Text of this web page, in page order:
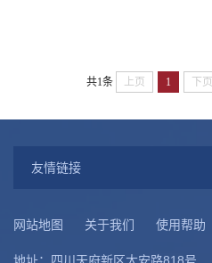
共1条 上页 1 下页
友情链接
网站地图 关于我们 使用帮助